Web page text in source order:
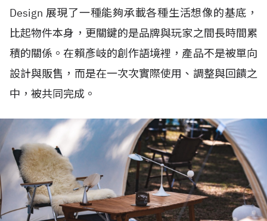
Design 展現了一種能夠承載各種生活想像的基底，
比起物件本身，更關鍵的是品牌與玩家之間長時間累
積的關係。在賴彥岐的創作語境裡，產品不是被單向
設計與販售，而是在一次次實際使用、調整與回饋之
中，被共同完成。